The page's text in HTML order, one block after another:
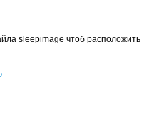
sleepimage чтоб расположить